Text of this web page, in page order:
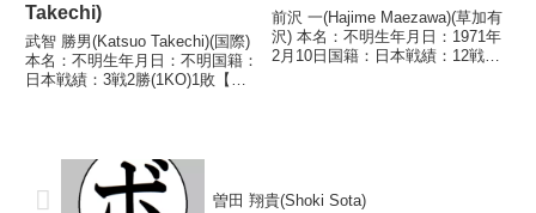
Takechi)
武智 勝男(Katsuo Takechi)(国際)
本名：不明生年月日：不明国籍：
日本戦績：3戦2勝(1KO)1敗【獲
不明) ...
前沢 一(Hajime Maezawa)(草加有
沢) 本名：不明生年月日：1971年
2月10日国籍：日本戦績：12戦8
曽田 翔貴(Shoki Sota)